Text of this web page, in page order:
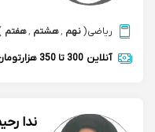
ریاضی(نهم ,هشتم ,هفتم
آنلاین 300 تا 350 هزارتومان
ندا